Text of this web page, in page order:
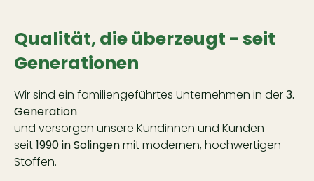
Qualität, die überzeugt - seit
Generationen
Wir sind ein familiengeführtes Unternehmen in der3.
Generation
und versorgen unsere Kundinnen und Kunden
seit1990 in Solingenmit modernen, hochwertigen
Stoffen.